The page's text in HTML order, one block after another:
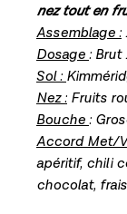
nez tout en
Assemblage :
Dosage: Brut
Sol :
Nez : Fruits
Bouche:
Accord Met/
apéritif, chili
chocolat,